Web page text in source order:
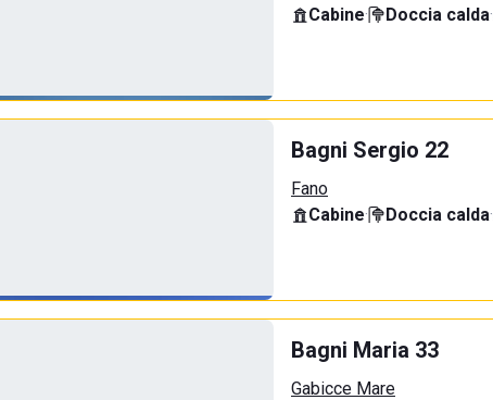
Cabine· Doccia calda·
Bagni Sergio 22
Fano
Cabine· Doccia calda·
Bagni Maria 33
Gabicce Mare